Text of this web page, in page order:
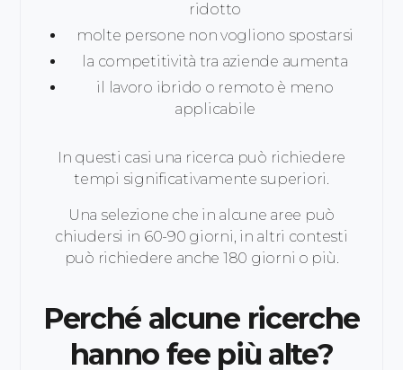
ridotto
molte persone non vogliono spostarsi
la competitività tra aziende aumenta
il lavoro ibrido o remoto è meno
applicabile
In questi casi una ricerca può richiedere
tempi significativamente superiori.
Una selezione che in alcune aree può
chiudersi in 60-90 giorni, in altri contesti
può richiedere anche 180 giorni o più.
Perché alcune ricerche
hanno fee più alte?